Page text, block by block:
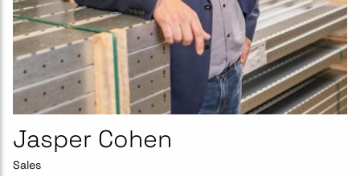
Jasper Cohen
Sales